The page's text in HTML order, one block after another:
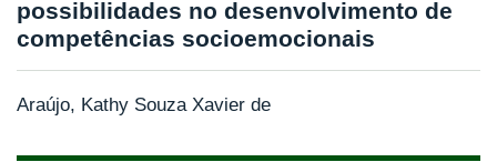
possibilidades no desenvolvimento de
competências socioemocionais
Araújo, Kathy Souza Xavier de